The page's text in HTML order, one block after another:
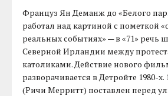
Француз Ян Деманж до «Белого
работал над картиной с пометкой
реальных событиях» — в «71» речь
Северной Ирландии между
католиками. Действие нового
разворачивается в Детройте 1980-
(Ричи Мерритт) поставлен перед